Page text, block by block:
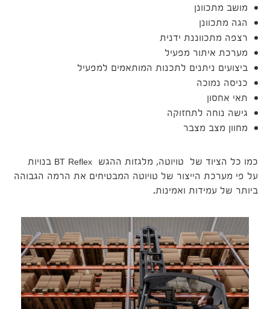
מושב מתכוונן
הגה מתכוונן
רצפה מתכווננת ידנית
מערכת איתור מפעיל
ביצועים ניתנים לתכנות המותאמים למפעיל
כניסה נמוכה
תאי אחסון
גישה נוחה לתחזוקה
מחוון מצב מצבר
כמו כל הציוד של טויוטה, מלגזות ההגש BT Reflex בנויות
על פי מערכת הייצור של טויוטה המבטיחים את הרמה הגבוהה
ביותר של עמידות ואמינות.